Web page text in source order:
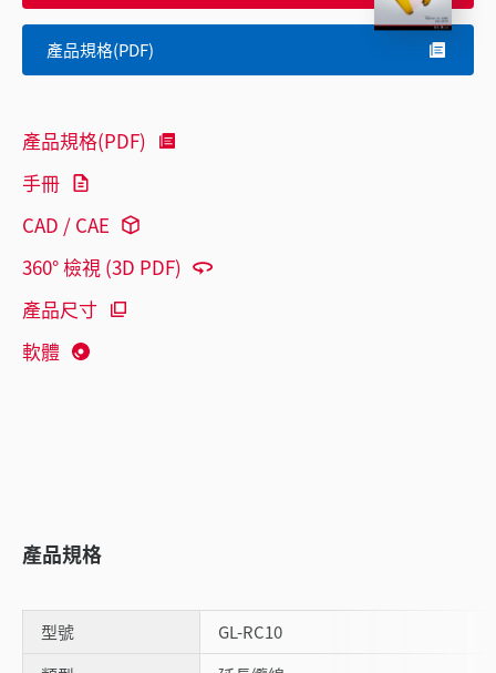
產品規格(PDF)
產品規格(PDF)
手冊
CAD / CAE
360° 檢視 (3D PDF)
產品尺寸
軟體
產品規格
型號
GL-RC10